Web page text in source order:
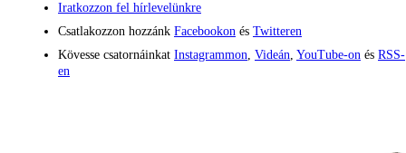
Iratkozzon fel hírlevelünkre
Csatlakozzon hozzánk Facebookon és Twitteren
Kövesse csatornáinkat Instagrammon, Videán, YouTube-on és RSS-
en